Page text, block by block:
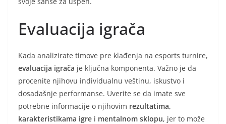
Evaluacija igrača
Kada analizirate timove pre klađenja na esports turnire,
evaluacija igrača je ključna komponenta. Važno je da
procenite njihovu individualnu veštinu, iskustvo i
dosadašnje performanse. Uverite se da imate sve
potrebne informacije o njihovim rezultatima,
karakteristikama igre i mentalnom sklopu, jer to može